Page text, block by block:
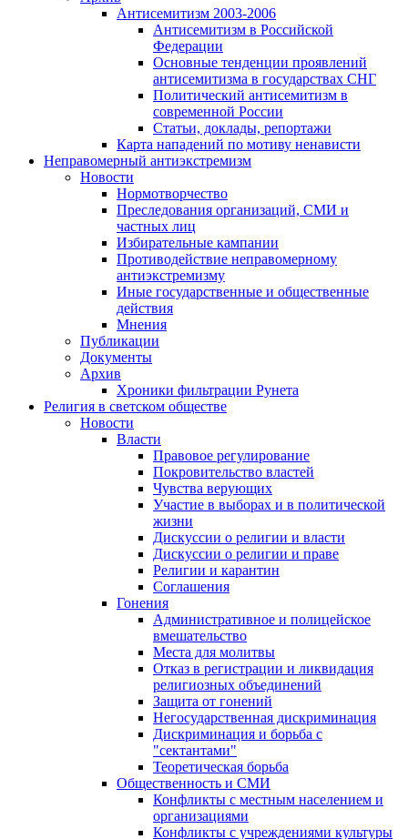
Антисемитизм 2003-2006
Антисемитизм в Российской
Федерации
Основные тенденции проявлений
антисемитизма в государствах СНГ
Политический антисемитизм в
современной России
Статьи, доклады, репортажи
Карта нападений по мотиву ненависти
Неправомерный антиэкстремизм
Новости
Нормотворчество
Преследования организаций, СМИ и
частных лиц
Избирательные кампании
Противодействие неправомерному
антиэкстремизму
Иные государственные и общественные
действия
Мнения
Публикации
Документы
Архив
Хроники фильтрации Рунета
Религия в светском обществе
Новости
Власти
Правовое регулирование
Покровительство властей
Чувства верующих
Участие в выборах и в политической
жизни
Дискуссии о религии и власти
Дискуссии о религии и праве
Религии и карантин
Соглашения
Гонения
Административное и полицейское
вмешательство
Места для молитвы
Отказ в регистрации и ликвидация
религиозных объединений
Защита от гонений
Негосударственная дискриминация
Дискриминация и борьба с
"сектантами"
Теоретическая борьба
Общественность и СМИ
Конфликты с местным населением и
организациями
Конфликты с учреждениями культуры